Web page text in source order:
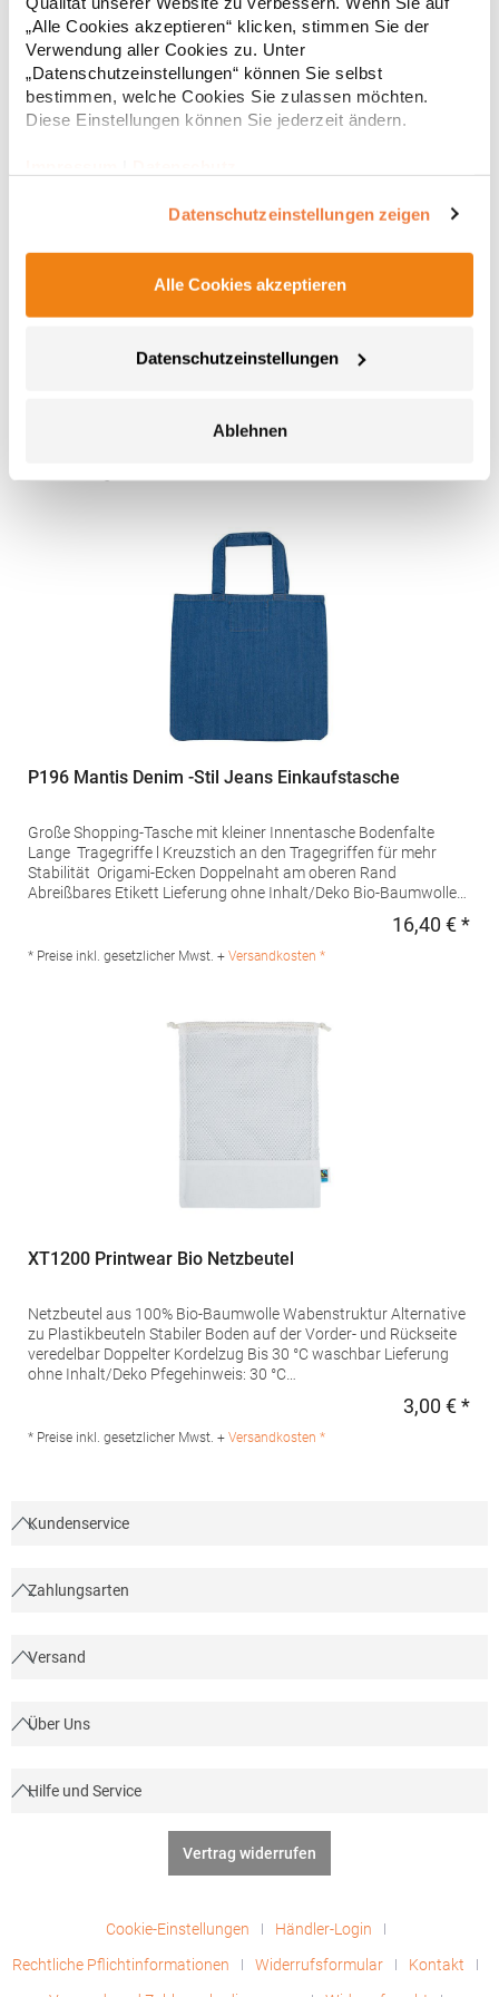
„Alle Cookies akzeptieren“ klicken, stimmen Sie der
Verwendung aller Cookies zu. Unter
„Datenschutzeinstellungen“ können Sie selbst
bestimmen, welche Cookies Sie zulassen möchten.
Diese Einstellungen können Sie jederzeit ändern.
Datenschutzeinstellungen zeigen
Alle Cookies akzeptieren
Datenschutzeinstellungen
Ablehnen
XT003 Printwear Baumwolltasche, lange Henkel
Henkellänge ca. 70 cm Innenverkettelung Kreuznähte an
GmbH & Co. KG Rheinlanddamm 199 44139 Dortmund
P196 Mantis Denim -Stil Jeans Einkaufstasche
Große Shopping-Tasche mit kleiner Innentasche Bodenfalte
Lange Tragegriffe l Kreuzstich an den Tragegriffen für mehr
Stabilität Origami-Ecken Doppelnaht am oberen Rand
Abreißbares Etikett Lieferung ohne Inhalt/Deko Bio-Baumwolle
erlaubtMaterialzusammensetzung: 100% BaumwolleAngaben
zur Produktsicherheit: Herst.-Nr.: M196Hersteller: Mantis World
16,40 € *
* Preise inkl. gesetzlicher Mwst. + Versandkosten *
XT1200 Printwear Bio Netzbeutel
Netzbeutel aus 100% Bio-Baumwolle Wabenstruktur Alternative
zu Plastikbeuteln Stabiler Boden auf der Vorder- und Rückseite
veredelbar Doppelter Kordelzug Bis 30 °C waschbar Lieferung
ohne Inhalt/Deko Pfegehinweis: 30 °C
XT1100Hersteller: printwear.eu GmbH & Co. KG Rheinlanddamm
3,00 € *
* Preise inkl. gesetzlicher Mwst. + Versandkosten *
Kundenservice
Zahlungsarten
Versand
Über Uns
Hilfe und Service
Vertrag widerrufen
Cookie-Einstellungen
Händler-Login
Rechtliche Pflichtinformationen
Widerrufsformular
Kontakt